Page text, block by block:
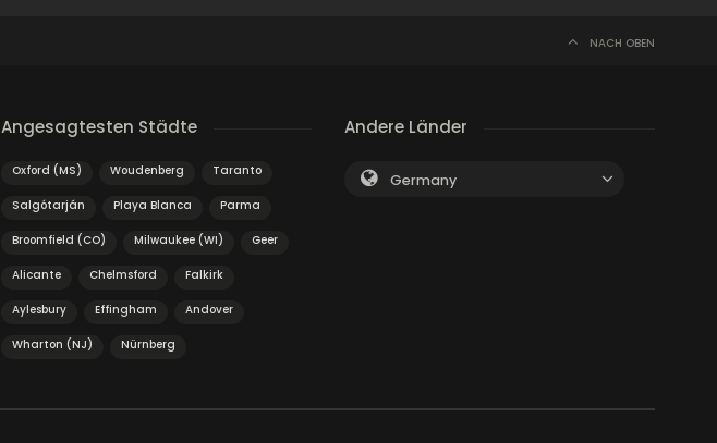
NACH OBEN
Angesagtesten Städte
Oxford (MS) Woudenberg Taranto
Salgótarján Playa Blanca Parma
Broomfield (CO) Milwaukee (WI) Geer
Alicante Chelmsford Falkirk
Aylesbury Effingham Andover
Wharton (NJ) Nürnberg
Andere Länder
Germany